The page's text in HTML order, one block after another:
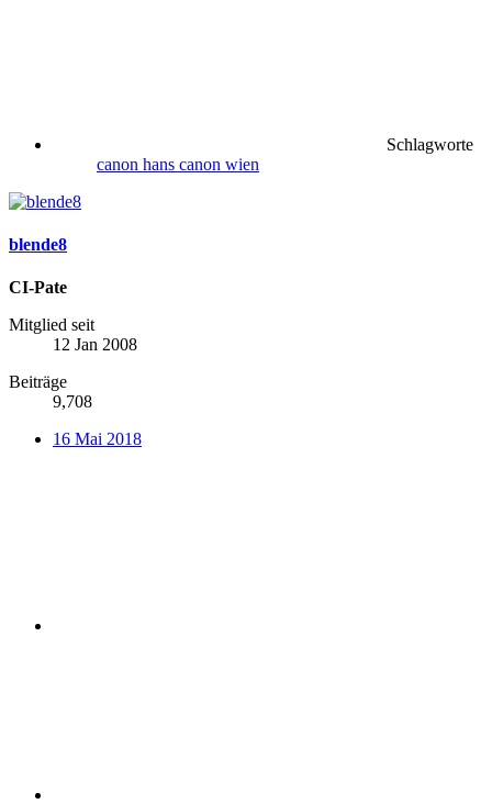
Schlagworte
canon hans canon wien
blende8
CI-Pate
Mitglied seit
12 Jan 2008
Beiträge
9,708
16 Mai 2018